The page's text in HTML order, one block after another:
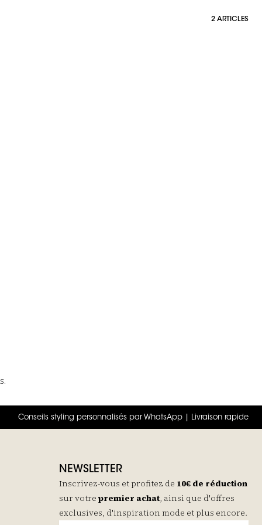
2 ARTICLES
Conseils styling personnalisés par WhatsApp | Livraison rapide
NEWSLETTER
Inscrivez-vous et profitez de 10€ de réduction
sur votre premier achat, ainsi que d'offres
exclusives, d'inspiration mode et plus encore.